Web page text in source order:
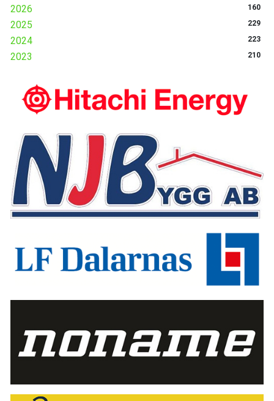
2026 160
2025 229
2024 223
2023 210